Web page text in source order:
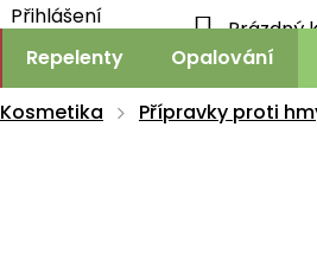
Prázdný
Přihlášení
Repelenty Opalování
Kosmetika Přípravky proti